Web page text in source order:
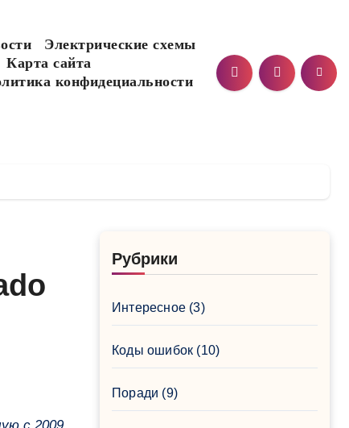
Электрические схемы
Карта сайта
конфидециальности
Рубрики
Интересное (3)
Коды ошибок (10)
Поради (9)